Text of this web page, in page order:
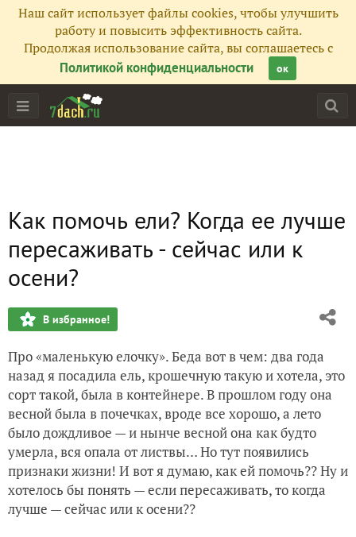
Наш сайт использует файлы cookies, чтобы улучшить
работу и повысить эффективность сайта.
Продолжая использование сайта, вы соглашаетесь с
Политикой конфиденциальности
ок
Как помочь ели? Когда ее лучше
пересаживать - сейчас или к
осени?
В избранное!
Про «маленькую елочку». Беда вот в чем: два года
назад я посадила ель, крошечную такую и хотела, это
сорт такой, была в контейнере. В прошлом году она
весной была в почечках, вроде все хорошо, а лето
было дождливое — и нынче весной она как будто
умерла, вся опала от листвы… Но тут появились
признаки жизни! И вот я думаю, как ей помочь?? Ну и
хотелось бы понять — если пересаживать, то когда
лучше — сейчас или к осени??